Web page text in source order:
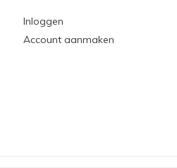
Inloggen
Account aanmaken